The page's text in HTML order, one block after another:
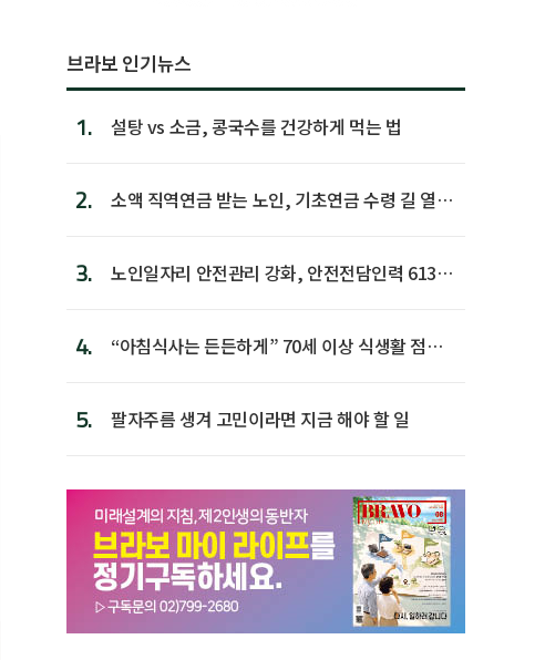
브라보 인기뉴스
1. 설탕 vs 소금, 콩국수를 건강하게 먹는 법
2.
소액 직역연금 받는 노인, 기초연금 수령 길 열린
3.
노인일자리 안전관리 강화, 안전전담인력 613명
4.
“아침식사는 든든하게” 70세 이상 식생활 점수
5. 팔자주름 생겨 고민이라면 지금 해야 할 일